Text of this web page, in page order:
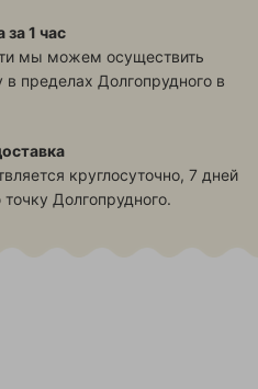
1 час
мы можем осуществить
пределах Долгопрудного в
круглосуточно, 7 дней
Долгопрудного.